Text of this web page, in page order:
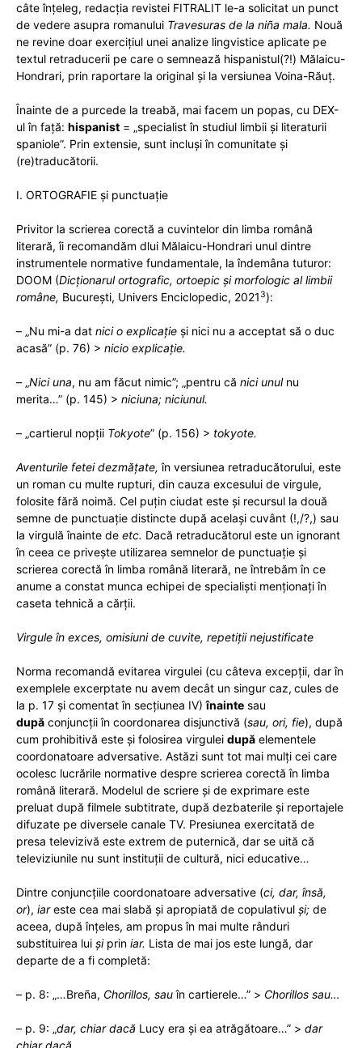
câte înțeleg, redacția revistei FITRALIT le-a solicitat un punct
de vedere asupra romanului Travesuras de la niña mala. Nouă
ne revine doar exercițiul unei analize lingvistice aplicate pe
textul retraducerii pe care o semnează hispanistul(?!) Mălaicu-
Hondrari, prin raportare la original și la versiunea Voina-Răuț.
Înainte de a purcede la treabă, mai facem un popas, cu DEX-
ul în față: hispanist = „specialist în studiul limbii și literaturii
spaniole”. Prin extensie, sunt incluși în comunitate și
(re)traducătorii.
I. ORTOGRAFIE și punctuație
Privitor la scrierea corectă a cuvintelor din limba română
literară, îi recomandăm dlui Mălaicu-Hondrari unul dintre
instrumentele normative fundamentale, la îndemâna tuturor:
DOOM (Dicționarul ortografic, ortoepic și morfologic al limbii
române, București, Univers Enciclopedic, 20213):
– „Nu mi-a dat nici o explicație și nici nu a acceptat să o duc
acasă” (p. 76) > nicio explicație.
– „Nici una, nu am făcut nimic”; „pentru că nici unulnu
merita…” (p. 145) > niciuna; niciunul.
– „cartierul nopții Tokyote” (p. 156) > tokyote.
Aventurile fetei dezmățate, în versiunea retraducătorului, este
un roman cu multe rupturi, din cauza excesului de virgule,
folosite fără noimă. Cel puțin ciudat este și recursul la două
semne de punctuație distincte după același cuvânt (!,/?,) sau
la virgulă înainte de etc. Dacă retraducătorul este un ignorant
în ceea ce privește utilizarea semnelor de punctuație și
scrierea corectă în limba română literară, ne întrebăm în ce
anume a constat munca echipei de specialiști menționați în
caseta tehnică a cărții.
Virgule în exces, omisiuni de cuvite, repetiții nejustificate
Norma recomandă evitarea virgulei (cu câteva excepții, dar în
exemplele excerptate nu avem decât un singur caz, cules de
la p. 17 și comentat în secțiunea IV)înainte sau
după conjuncții în coordonarea disjunctivă (sau, ori, fie), după
cum prohibitivă este și folosirea virgulei după elementele
coordonatoare adversative. Astăzi sunt tot mai mulți cei care
ocolesc lucrările normative despre scrierea corectă în limba
română literară. Modelul de scriere și de exprimare este
preluat după filmele subtitrate, după dezbaterile și reportajele
difuzate pe diversele canale TV. Presiunea exercitată de
presa televizivă este extrem de puternică, dar se uită că
televiziunile nu sunt instituții de cultură, nici educative…
Dintre conjuncțiile coordonatoare adversative (ci, dar, însă,
or), iareste cea mai slabă și apropiată de copulativul și; de
aceea, după înțeles, am propus în mai multe rânduri
substituirea lui șiprin iar. Lista de mai jos este lungă, dar
departe de a fi completă:
– p. 8: „…Breña, Chorillos, sauîn cartierele…” > Chorillos sau…
– p. 9: „dar, chiar dacă Lucy era și ea atrăgătoare…” > dar
chiar dacă